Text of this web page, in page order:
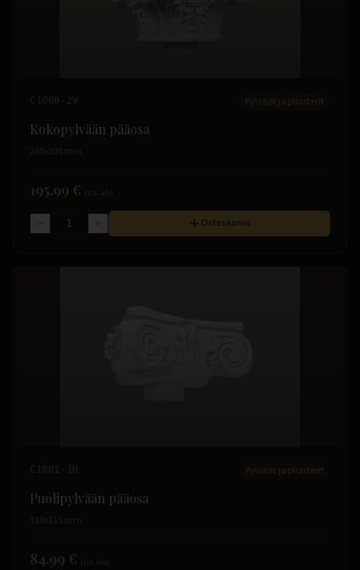
C1000-2W Pylväät ja pilasterit
Kokopylvään pääosa
265x205 mm
195.99 €
Ostoskoriin
C1001-1H Pylväät ja pilasterit
Puolipylvään pääosa
330x115 mm
84.99 €